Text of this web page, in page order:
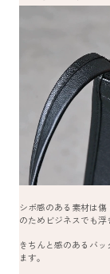
シボ感のある素材は
のためビジネスでも浮
きちんと感のあるバ
ます。